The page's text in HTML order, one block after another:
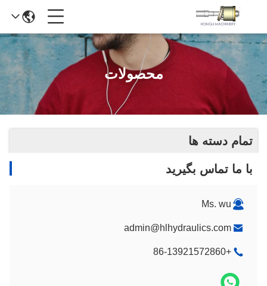
محصولات
تمام دسته ها
با ما تماس بگیرید
Ms. wu
admin@hlhydraulics.com
+86-13921572860